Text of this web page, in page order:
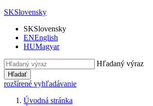
SKSlovensky
SKSlovensky
ENEnglish
HUMagyar
Hľadaný výraz
Hľadať
rozšírené vyhľadávanie
Úvodná stránka